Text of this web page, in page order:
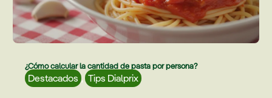
¿Cómo calcular la cantidad de pasta por persona?
Destacados , Tips Dialprix